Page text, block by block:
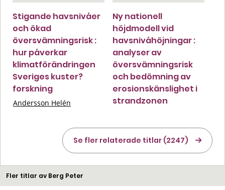
Stigande havsnivåer
och ökad
översvämningsrisk :
hur påverkar
klimatförändringen
Sveriges kuster?
forskning
Andersson Helén
Ny nationell
höjdmodell vid
havsnivåhöjningar :
analyser av
översvämningsrisk
och bedömning av
erosionskänslighet i
strandzonen
Se fler relaterade titlar (2247)
Fler titlar av Berg Peter